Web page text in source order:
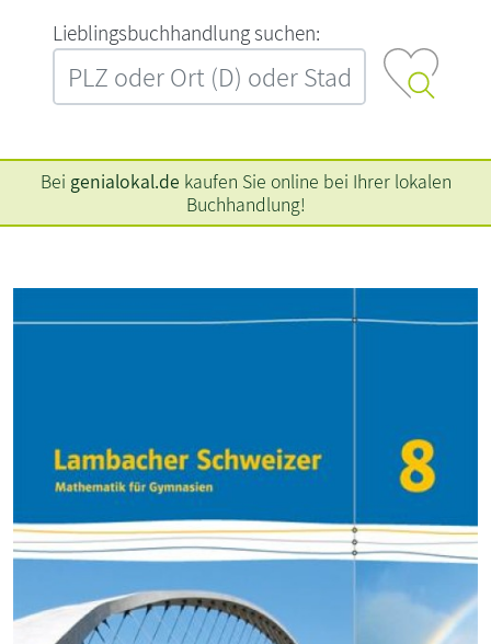
L‍i‍e‍b‍l‍i‍n‍g‍s‍b‍u‍c‍h‍h‍a‍n‍d‍l‍u‍n‍g‍ ‍s‍u‍c‍h‍e‍n‍:‍
Bei genialokal.de kaufen Sie online bei Ihrer lokalen
Buchhandlung!